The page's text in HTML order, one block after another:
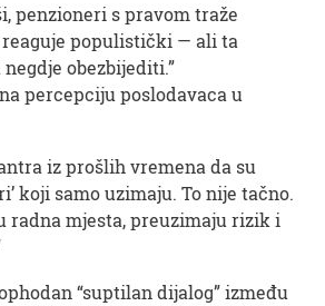
penzioneri s pravom traže
reaguje populistički — ali ta
obezbijediti.”
percepciju poslodavaca u
iz prošlih vremena da su
koji samo uzimaju. To nije tačno.
radna mjesta, preuzimaju rizik i
“suptilan dijalog” između